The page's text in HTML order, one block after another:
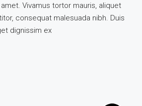
Vivamus tortor mauris, aliquet
consequat malesuada nibh. Duis
dignissim ex